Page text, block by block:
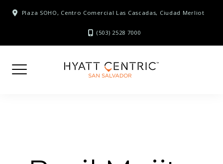
Plaza SOHO, Centro Comercial Las Cascadas, Ciudad Merliot
(503) 2528 7000